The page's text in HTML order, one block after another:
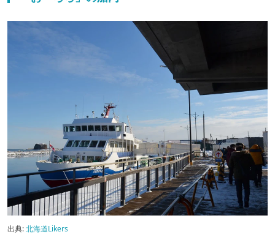
出典:北海道Likers